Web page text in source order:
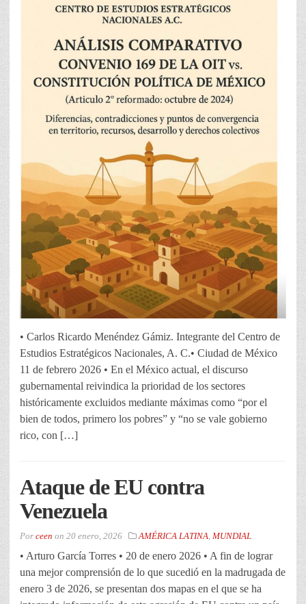
• Carlos Ricardo Menéndez Gámiz. Integrante del Centro de
Estudios Estratégicos Nacionales, A. C.• Ciudad de México
11 de febrero 2026 • En el México actual, el discurso
gubernamental reivindica la prioridad de los sectores
históricamente excluidos mediante máximas como “por el
bien de todos, primero los pobres” y “no se vale gobierno
rico, con […]
Ataque de EU contra
Venezuela
Por ceen on 20 enero, 2026 AMÉRICA LATINA MUNDIAL
• Arturo García Torres • 20 de enero 2026 • A fin de lograr
una mejor comprensión de lo que sucedió en la madrugada de
enero 3 de 2026, se presentan dos mapas en el que se ha